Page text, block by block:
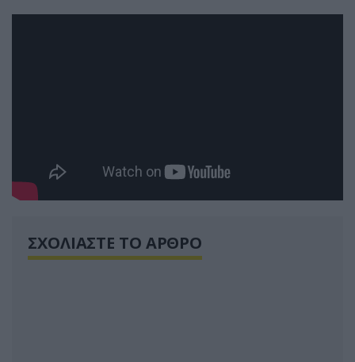
ΣΧΟΛΙΑΣΤΕ ΤΟ ΑΡΘΡΟ